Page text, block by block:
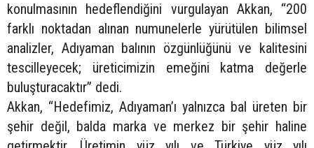
konulmasının hedeflendiğini vurgulayan Akkan, “200
farklı noktadan alınan numunelerle yürütülen bilimsel
analizler, Adıyaman balının özgünlüğünü ve kalitesini
tescilleyecek; üreticimizin emeğini katma değerle
buluşturacaktır” dedi.
Akkan, “Hedefimiz, Adıyaman’ı yalnızca bal üreten bir
şehir değil, balda marka ve merkez bir şehir haline